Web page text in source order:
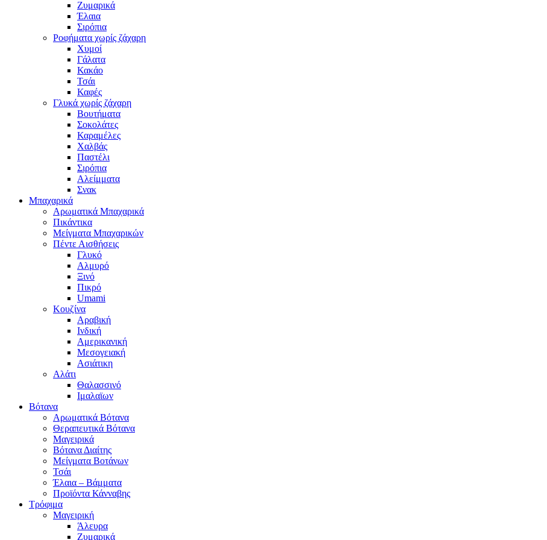
Ζυμαρικά
Έλαια
Σιρόπια
Ροφήματα χωρίς ζάχαρη
Χυμοί
Γάλατα
Κακάο
Τσάι
Καφές
Γλυκά χωρίς ζάχαρη
Βουτήματα
Σοκολάτες
Καραμέλες
Χαλβάς
Παστέλι
Σιρόπια
Αλείμματα
Σνακ
Μπαχαρικά
Αρωματικά Μπαχαρικά
Πικάντικα
Μείγματα Μπαχαρικών
Πέντε Αισθήσεις
Γλυκό
Αλμυρό
Ξινό
Πικρό
Umami
Κουζίνα
Αραβική
Ινδική
Αμερικανική
Μεσογειακή
Ασιάτικη
Αλάτι
Θαλασσινό
Ιμαλαϊων
Βότανα
Αρωματικά Βότανα
Θεραπευτικά Βότανα
Μαγειρικά
Βότανα Διαίτης
Μείγματα Βοτάνων
Τσάι
Έλαια – Βάμματα
Προϊόντα Κάνναβης
Τρόφιμα
Μαγειρική
Άλευρα
Ζυμαρικά